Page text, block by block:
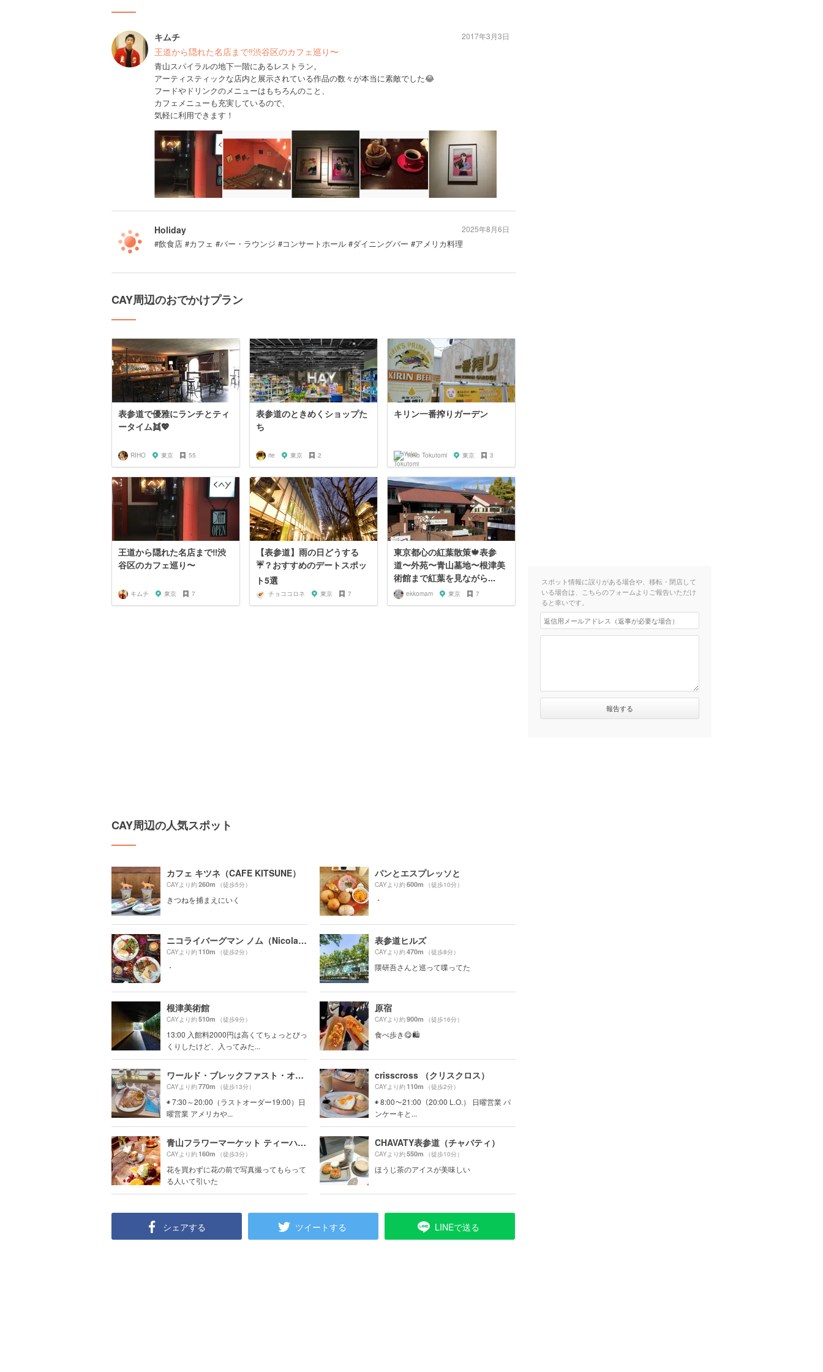
キムチ
王道から隠れた名店まで‼︎渋谷区のカフェ巡り〜
青山スパイラルの地下一階にあるレストラン。
アーティスティックな店内と展示されている作品の数々が本当に素敵でした😂
フードやドリンクのメニューはもちろんのこと、
カフェメニューも充実しているので、
気軽に利用できます！
2017年3月3日
Holiday
#飲食店 #カフェ #バー・ラウンジ #コンサートホール #ダイニングバー #アメリカ料理
2025年8月6日
CAY周辺のおでかけプラン
表参道で優雅にランチとティ
ータイム👯💖
RIHO 東京 55
表参道のときめくショップた
ち
rie 東京 2
キリン一番搾りガーデン
Yuko Tokutomi 東京 3
王道から隠れた名店まで‼︎渋
谷区のカフェ巡り〜
キムチ 東京 7
【表参道】雨の日どうする
☔？おすすめのデートスポッ
ト5選
チョココロネ 東京 7
東京都心の紅葉散策🍁表参
道〜外苑〜青山墓地〜根津美
術館まで紅葉を見ながら...
ekkomam 東京 7
CAY周辺の人気スポット
カフェ キツネ（CAFE KITSUNE）
CAYより約260m （徒歩5分）
きつねを捕まえにいく
パンとエスプレッソと
CAYより約600m （徒歩10分）
・
ニコライバーグマン ノム（Nicolai Bergmann NOMU ）
CAYより約110m （徒歩2分）
・
表参道ヒルズ
CAYより約470m （徒歩8分）
隈研吾さんと巡って喋ってた
根津美術館
CAYより約510m （徒歩9分）
13:00 入館料2000円は高くてちょっとびっ
くりしたけど、入ってみた...
原宿
CAYより約900m （徒歩16分）
食べ歩き😋🛍
ワールド・ブレックファスト・オールデイ（WORLD BREAKFAST ALLDAY）
CAYより約770m （徒歩13分）
◉ 7:30～20:00（ラストオーダー19:00）日
曜営業 アメリカや...
crisscross （クリスクロス）
CAYより約110m （徒歩2分）
◉ 8:00〜21:00（20:00 L.O.） 日曜営業 パ
ンケーキと...
青山フラワーマーケット ティーハウス 南青山本店 （Aoyama Flower Market TEA HOUSE）
CAYより約160m （徒歩3分）
花を買わずに花の前で写真撮ってもらって
る人いて引いた
CHAVATY表参道（チャバティ）
CAYより約550m （徒歩10分）
ほうじ茶のアイスが美味しい
シェアする ツイートする LINEで送る
スポット情報に誤りがある場合や、移転・閉店して
いる場合は、こちらのフォームよりご報告いただけ
ると幸いです。